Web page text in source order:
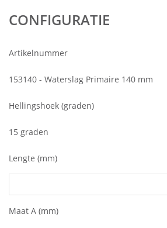
CONFIGURATIE
Artikelnummer
153140 - Waterslag Primaire 140 mm
Hellingshoek (graden)
15 graden
Lengte (mm)
Maat A (mm)